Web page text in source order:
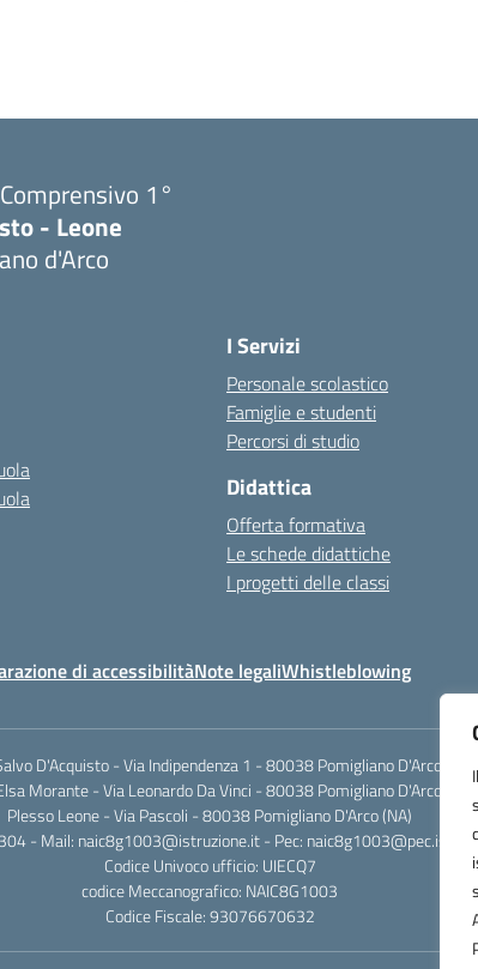
1°
- Leone
d'Arco
I Servizi
Personale scolastico
Famiglie e studenti
Percorsi di studio
Didattica
Offerta formativa
Le schede didattiche
I progetti delle classi
di accessibilitàNote legaliWhistleblowing
D'Acquisto - Via Indipendenza 1 - 80038 Pomigliano D'Arco (NA)
Morante - Via Leonardo Da Vinci - 80038 Pomigliano D'Arco (NA)
Plesso Leone - Via Pascoli - 80038 Pomigliano D'Arco (NA)
- Mail: naic8g1003@istruzione.it - Pec:
Codice Univoco ufficio: UIECQ7
codice Meccanografico: NAIC8G1003
Codice Fiscale: 93076670632